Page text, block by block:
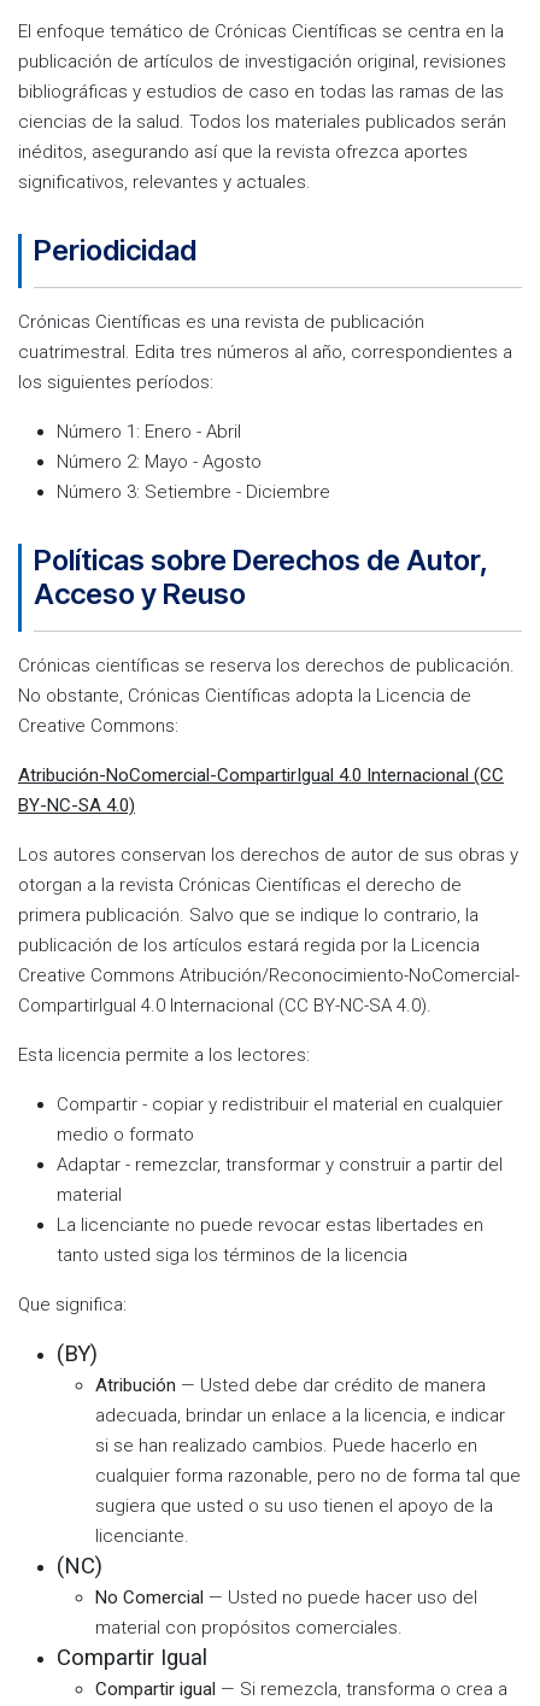
El enfoque temático de Crónicas Científicas se centra en la
publicación de artículos de investigación original, revisiones
bibliográficas y estudios de caso en todas las ramas de las
ciencias de la salud. Todos los materiales publicados serán
inéditos, asegurando así que la revista ofrezca aportes
significativos, relevantes y actuales.
Periodicidad
Crónicas Científicas es una revista de publicación
cuatrimestral. Edita tres números al año, correspondientes a
los siguientes períodos:
Número 1: Enero - Abril
Número 2: Mayo - Agosto
Número 3: Setiembre - Diciembre
Políticas sobre Derechos de Autor,
Acceso y Reuso
Crónicas científicas se reserva los derechos de publicación.
No obstante, Crónicas Científicas adopta la Licencia de
Creative Commons:
Atribución-NoComercial-CompartirIgual 4.0 Internacional (CC
BY-NC-SA 4.0)
Los autores conservan los derechos de autor de sus obras y
otorgan a la revista Crónicas Científicas el derecho de
primera publicación. Salvo que se indique lo contrario, la
publicación de los artículos estará regida por la Licencia
Creative Commons Atribución/Reconocimiento-NoComercial-
CompartirIgual 4.0 Internacional (CC BY-NC-SA 4.0).
Esta licencia permite a los lectores:
Compartir - copiar y redistribuir el material en cualquier
medio o formato
Adaptar - remezclar, transformar y construir a partir del
material
La licenciante no puede revocar estas libertades en
tanto usted siga los términos de la licencia
Que significa:
(BY)
Atribución — Usted debe dar crédito de manera
adecuada, brindar un enlace a la licencia, e indicar
si se han realizado cambios. Puede hacerlo en
cualquier forma razonable, pero no de forma tal que
sugiera que usted o su uso tienen el apoyo de la
licenciante.
(NC)
No Comercial — Usted no puede hacer uso del
material con propósitos comerciales.
Compartir Igual
Compartir igual — Si remezcla, transforma o crea a